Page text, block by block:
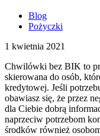
Blog
Pożyczki
1 kwietnia 2021
Chwilówki bez BIK to
skierowana do osób,
kredytowej. Jeśli
obawiasz się, że przez
dla Ciebie dobrą
naprzeciw potrzebom
środków również